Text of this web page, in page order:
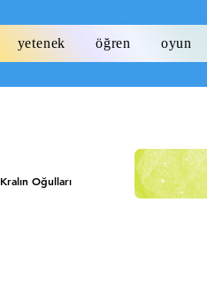
yetenek öğren oyun
Kralın Oğulları